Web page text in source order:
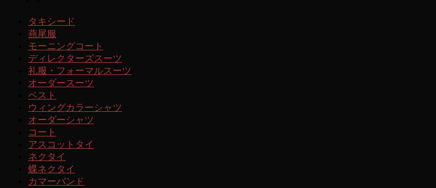
タキシード
燕尾服
モーニングコート
ディレクターズスーツ
礼服・フォーマルスーツ
オーダースーツ
ベスト
ウィングカラーシャツ
オーダーシャツ
コート
アスコットタイ
ネクタイ
蝶ネクタイ
カマーバンド